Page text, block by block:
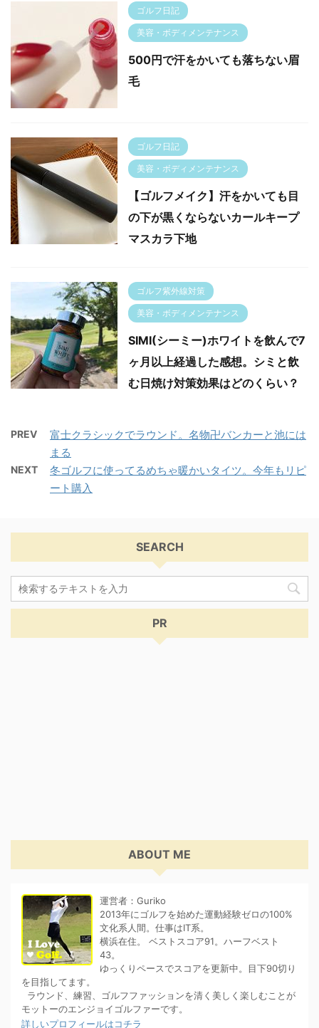
ゴルフ日記
美容・ボディメンテナンス
500円で汗をかいても落ちない眉
毛
ゴルフ日記
美容・ボディメンテナンス
【ゴルフメイク】汗をかいても目
の下が黒くならないカールキープ
マスカラ下地
ゴルフ紫外線対策
美容・ボディメンテナンス
SIMI(シーミー)ホワイトを飲んで7
ヶ月以上経過した感想。シミと飲
む日焼け対策効果はどのくらい？
PREV
富士クラシックでラウンド。名物卍バンカーと池には
まる
NEXT
冬ゴルフに使ってるめちゃ暖かいタイツ。今年もリピ
ート購入
SEARCH
PR
ABOUT ME
運営者：Guriko
2013年にゴルフを始めた運動経験ゼロの100%
文化系人間。仕事はIT系。
横浜在住。 ベストスコア91。ハーフベスト
43。
ゆっくりペースでスコアを更新中。目下90切り
を目指してます。
ラウンド、練習、ゴルフファッションを清く美しく楽しむことが
モットーのエンジョイゴルファーです。
詳しいプロフィールはコチラ